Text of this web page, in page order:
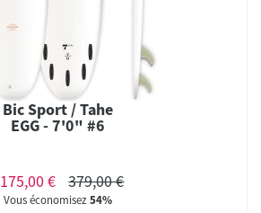
Bic Sport / Tahe
EGG - 7'0" #6
175,00 € 379,00 €
Vous économisez54%